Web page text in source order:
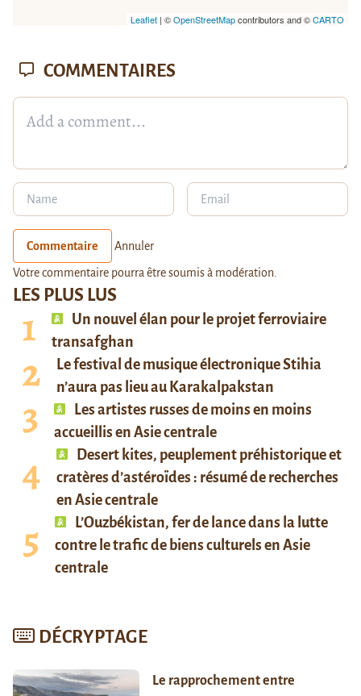
Leaflet| ©OpenStreetMapcontributors and ©CARTO
LES PLUS LUS
Un nouvel élan pour le projet ferroviaire
transafghan
Le festival de musique électronique Stihia
n’aura pas lieu au Karakalpakstan
Les artistes russes de moins en moins
accueillis en Asie centrale
Desert kites, peuplement préhistorique et
cratères d’astéroïdes : résumé de recherches
en Asie centrale
L’Ouzbékistan, fer de lance dans la lutte
contre le trafic de biens culturels en Asie
centrale
DÉCRYPTAGE
Le rapprochement entre
COMMENTAIRES
Commentaire Annuler
Votre commentaire pourra être soumis à modération.